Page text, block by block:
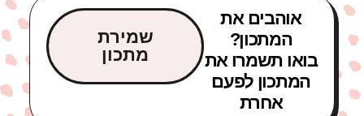
אוהבים את
המתכון?
בואו תשמרו את
המתכון לפעם
אחרת
שמירת
מתכון